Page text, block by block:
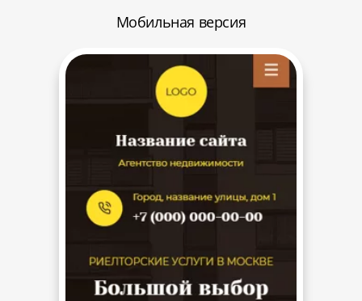
Мобильная версия